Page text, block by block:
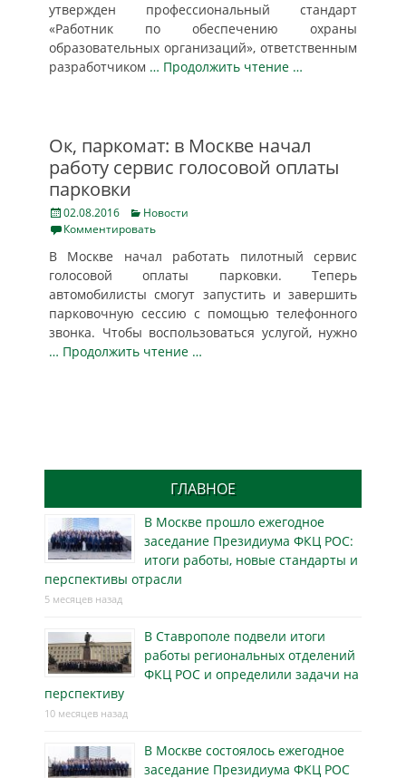
утвержден профессиональный стандарт
«Работник по обеспечению охраны
образовательных организаций», ответственным
разработчиком … Продолжить чтение …
Ок, паркомат: в Москве начал
работу сервис голосовой оплаты
парковки
Posted
on
02.08.2016 Categories
Новости
Комментировать
В Москве начал работать пилотный сервис
голосовой оплаты парковки. Теперь
автомобилисты смогут запустить и завершить
парковочную сессию с помощью телефонного
звонка. Чтобы воспользоваться услугой, нужно
… Продолжить чтение …
ГЛАВНОЕ
В Москве прошло ежегодное
заседание Президиума ФКЦ РОС:
итоги работы, новые стандарты и
перспективы отрасли
5 месяцев назад
В Ставрополе подвели итоги
работы региональных отделений
ФКЦ РОС и определили задачи на
перспективу
10 месяцев назад
В Москве состоялось ежегодное
заседание Президиума ФКЦ РОС